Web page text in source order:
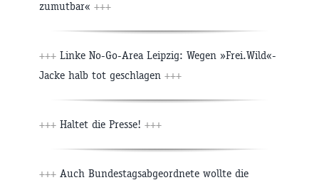
zumutbar« +++
+++ Linke No-Go-Area Leipzig: Wegen »Frei.Wild«-
Jacke halb tot geschlagen +++
+++ Haltet die Presse! +++
+++ Auch Bundestagsabgeordnete wollte die